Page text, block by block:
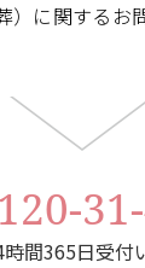
）に関するお
時間365日受付